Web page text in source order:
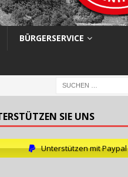
BÜRGERSERVICE
SIE UNS
Unterstützen mit Paypal